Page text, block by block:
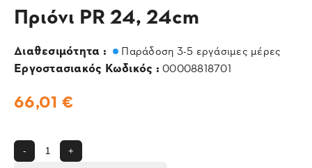
Πριόνι PR 24, 24cm
Διαθεσιμότητα : Παράδοση 3-5 εργάσιμες μέρες
Εργοστασιακός Κωδικός : 00008818701
66,01 €
- +